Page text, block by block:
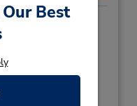
Best
Telefone: